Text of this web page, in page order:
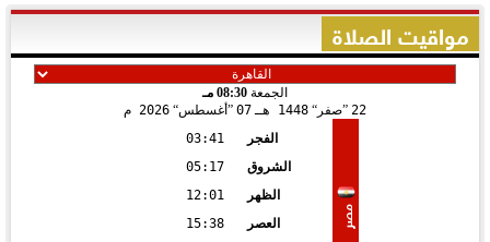
مواقيت الصلاة
الجمعة 08:30 مـ
22
صفر 1448 هـ 07 أغسطس 2026 م
مصر
الفجر
03:41
الشروق
05:17
الظهر
12:01
العصر
15:38